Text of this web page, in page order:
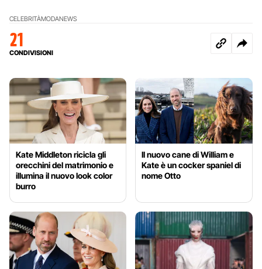
CELEBRITÀMODANEWS
21
CONDIVISIONI
Kate Middleton ricicla gli
orecchini del matrimonio e
illumina il nuovo look color
burro
Il nuovo cane di William e
Kate è un cocker spaniel di
nome Otto